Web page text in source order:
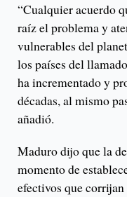
“Cualquier acuerdo
raíz el problema y
vulnerables del
los países del
ha incrementado y
décadas, al mismo
añadió.
Maduro dijo que la
momento de
efectivos que